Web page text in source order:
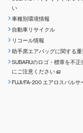
い
車種別環境情報
自動車リサイクル
リコール情報
助手席エアバッグに関する
SUBARUのロゴ・標章を不
にご注意ください
FUJI/FA-200 エアロスバルサ